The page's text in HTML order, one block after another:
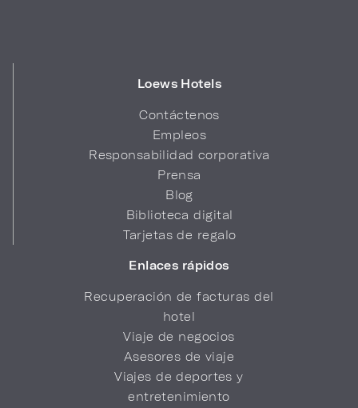
Loews Hotels
Contáctenos
Empleos
Responsabilidad corporativa
Prensa
Blog
Biblioteca digital
Tarjetas de regalo
Enlaces rápidos
Recuperación de facturas del
hotel
Viaje de negocios
Asesores de viaje
Viajes de deportes y
entretenimiento